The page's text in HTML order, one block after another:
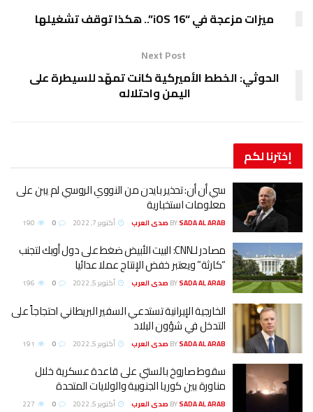
ميزات مزعجة في “iOS 16”.. هكذا توقف تشغيلها
Next Post
الحوثي: الخطط الأميركية كانت تمهّد للسيطرة على
اليمن واحتلاله
إخترنالكم
سي أن أن: تحذير بايدن من النووي الروسي لم يبن على
معلومات استخبارية
BYSADA AL ARAB صدى العرب أكتوبر 7, 2022
مصادر لـCNN: البيت الأبيض ضغط على دول أوبك لتجنب
“كارثة” ويعتبر خفض الإنتاج عملا عدائيا
BYSADA AL ARAB صدى العرب أكتوبر 5, 2022
الخارجية الإيرانية تستدعي السفير البريطاني احتجاجاً على
التدخل في شؤون البلاد
BYSADA AL ARAB صدى العرب أكتوبر 5, 2022
سقوط صاروخ بالستي على قاعدة عسكرية خلال
مناورة بين كوريا الجنوبية والولايات المتحدة
BYSADA AL ARAB صدى العرب أكتوبر 5, 2022